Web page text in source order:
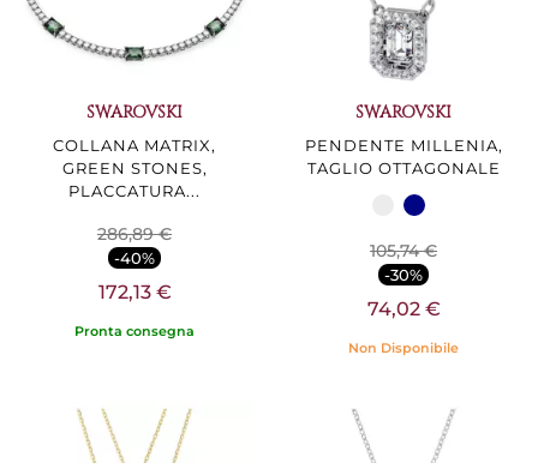
SWAROVSKI
COLLANA MATRIX,
GREEN STONES,
PLACCATURA...
286,89 €
-40%
172,13 €
Pronta consegna
SWAROVSKI
PENDENTE MILLENIA,
TAGLIO OTTAGONALE
105,74 €
-30%
74,02 €
Non Disponibile